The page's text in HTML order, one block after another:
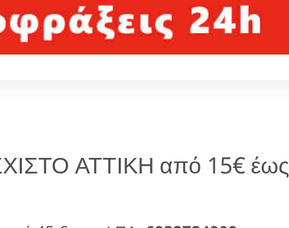
ΑΤΤΙΚΗ από 15€ έως